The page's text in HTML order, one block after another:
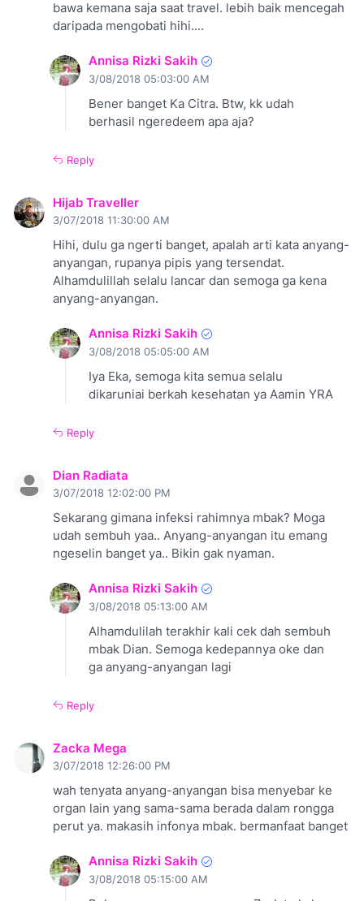
bawa kemana saja saat travel. lebih baik mencegah
daripada mengobati hihi....
Annisa Rizki Sakih
3/08/2018 05:03:00 AM
Bener banget Ka Citra. Btw, kk udah
berhasil ngeredeem apa aja?
Reply
Hijab Traveller
3/07/2018 11:30:00 AM
Hihi, dulu ga ngerti banget, apalah arti kata anyang-
anyangan, rupanya pipis yang tersendat.
Alhamdulillah selalu lancar dan semoga ga kena
anyang-anyangan.
Annisa Rizki Sakih
3/08/2018 05:05:00 AM
Iya Eka, semoga kita semua selalu
dikaruniai berkah kesehatan ya Aamin YRA
Reply
Dian Radiata
3/07/2018 12:02:00 PM
Sekarang gimana infeksi rahimnya mbak? Moga
udah sembuh yaa.. Anyang-anyangan itu emang
ngeselin banget ya.. Bikin gak nyaman.
Annisa Rizki Sakih
3/08/2018 05:13:00 AM
Alhamdulilah terakhir kali cek dah sembuh
mbak Dian. Semoga kedepannya oke dan
ga anyang-anyangan lagi
Reply
Zacka Mega
3/07/2018 12:26:00 PM
wah tenyata anyang-anyangan bisa menyebar ke
organ lain yang sama-sama berada dalam rongga
perut ya. makasih infonya mbak. bermanfaat banget
Annisa Rizki Sakih
3/08/2018 05:15:00 AM